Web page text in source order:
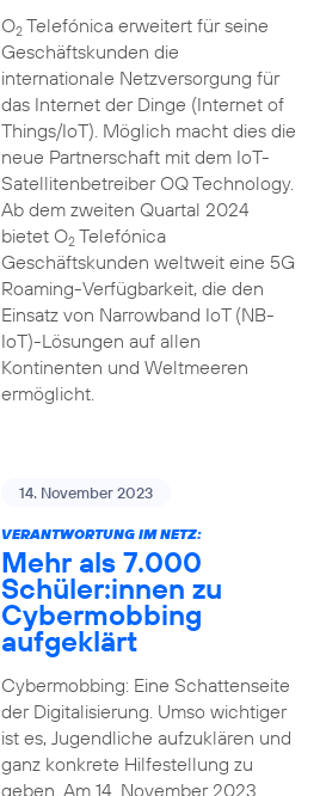
O2Telefónica erweitert für seine
Geschäftskunden die
internationale Netzversorgung für
das Internet der Dinge (Internet of
Things/IoT). Möglich macht dies die
neue Partnerschaft mit dem IoT-
Satellitenbetreiber OQ Technology.
Ab dem zweiten Quartal 2024
bietet O2Telefónica
Geschäftskunden weltweit eine 5G
Roaming-Verfügbarkeit, die den
Einsatz von Narrowband IoT (NB-
IoT)-Lösungen auf allen
Kontinenten und Weltmeeren
ermöglicht.
14. November 2023
VERANTWORTUNG IM NETZ:
Mehr als 7.000
Schüler:innen zu
Cybermobbing
aufgeklärt
Cybermobbing: Eine Schattenseite
der Digitalisierung. Umso wichtiger
ist es, Jugendliche aufzuklären und
ganz konkrete Hilfestellung zu
geben. Am 14. November 2023